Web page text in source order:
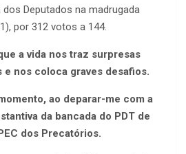
Deputados na madrugada
por 312 votos a 144.
a vida nos traz surpresas
nos coloca graves desafios.
ao deparar-me com a
da bancada do PDT de
dos Precatórios.